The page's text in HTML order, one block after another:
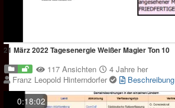
21 März 2022 Tagesenergie Weißer Magier Ton 10
117 Ansichten
4 Jahre her
Franz Leopold Hinterndorfer
Beschreibung
0:18:02